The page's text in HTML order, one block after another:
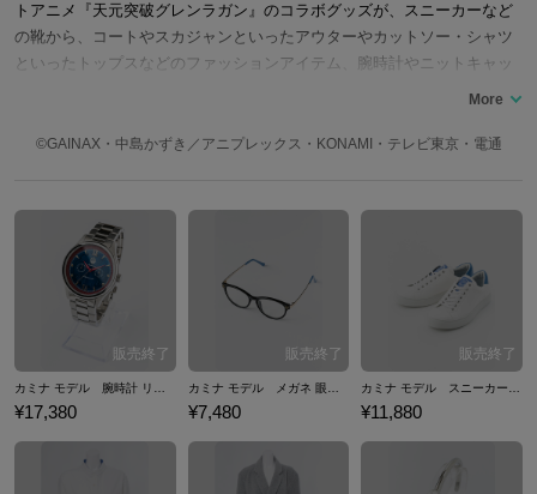
トアニメ『天元突破グレンラガン』のコラボグッズが、スニーカーなど
の靴から、コートやスカジャンといったアウターやカットソー・シャツ
といったトップスなどのファッションアイテム、腕時計やニットキャッ
プ、メガネなどの小物類、ネックレスやブレスレットなどのアクセサリ
©GAINAX・中島かずき／アニプレックス・KONAMI・テレビ東京・電通
¥17,380 ¥7,480 ¥11,880